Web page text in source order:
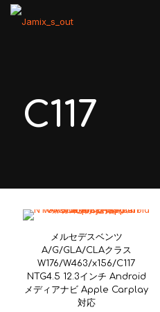
C117
メルセデスベンツ
A/G/GLA/CLAクラス
W176/W463/x156/C117
NTG4.5 12.3インチ Android
メディアナビ Apple Carplay
対応